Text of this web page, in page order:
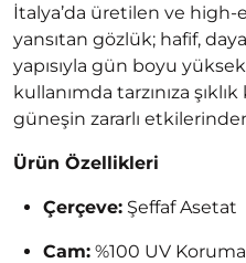
İtalya’da üretilen ve high-
yansıtan gözlük; hafif,
yapısıyla gün boyu
kullanımda tarzınıza
güneşin zararlı
Ürün Özellikleri
Çerçeve: Şeffaf Asetat
Cam: %100 UV